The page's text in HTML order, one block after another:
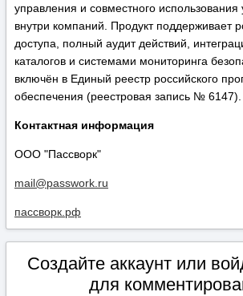
управления и совместного
внутри компаний. Продукт поддерживает
доступа, полный аудит действий,
каталогов и системами мониторинга
включён в Единый реестр российского
обеспечения (реестровая запись № 6147).
Контактная информация
ООО "Пассворк"
mail@passwork.ru
пассворк.рф
Создайте аккаунт или
для